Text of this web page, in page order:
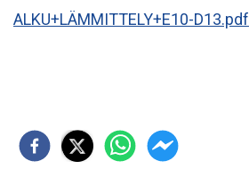
ALKU+LÄMMITTELY+E10-D13.pdf